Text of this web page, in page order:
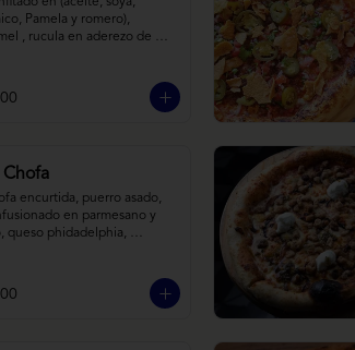
Pamela y romero),
, rucula en aderezo de
Chofa
encurtida, puerro asado,
en parmesano y
queso phidadelphia,